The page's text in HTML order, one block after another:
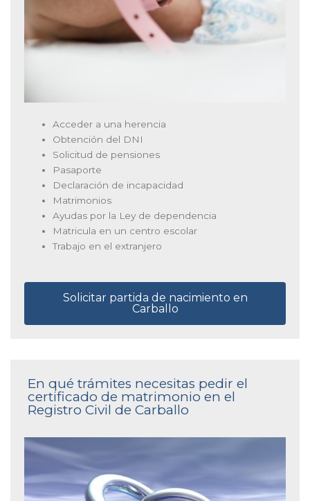
Acceder a una herencia
Obtención del DNI
Solicitud de pensiones
Pasaporte
Declaración de incapacidad
Matrimonios
Ayudas por la Ley de dependencia
Matricula en un centro escolar
Trabajo en el extranjero
Solicitar partida de nacimiento en
Carballo
En qué trámites necesitas pedir el
certificado de matrimonio en el
Registro Civil de Carballo